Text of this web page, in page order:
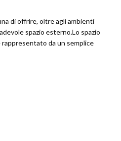
di offrire, oltre agli ambienti
spazio esterno.Lo spazio
da un semplice